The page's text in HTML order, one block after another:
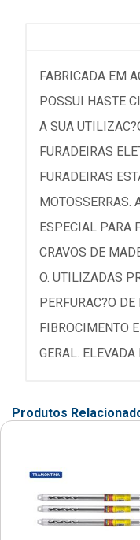
FABRICADA EM
POSSUI HASTE
A SUA
FURADEIRAS
FURADEIRAS
MOTOSSERRAS.
ESPECIAL PARA
CRAVOS DE
O. UTILIZADAS
PERFURAC?O
FIBROCIMENTO
GERAL.
Produtos